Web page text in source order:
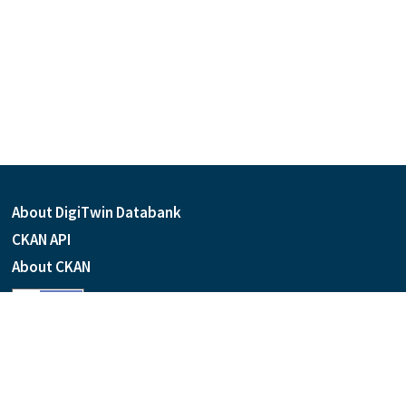
About DigiTwin Databank
CKAN API
About CKAN